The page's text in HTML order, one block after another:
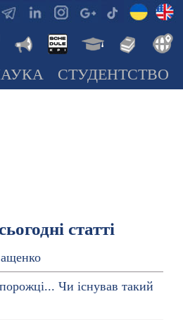
СТУДЕНТСТВО
статті
Чи існував такий